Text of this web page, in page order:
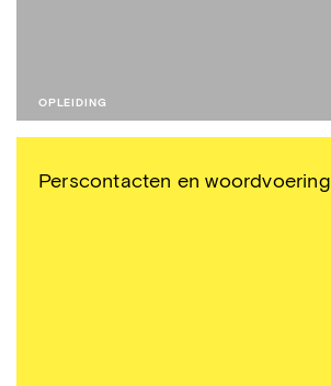
OPLEIDING
Perscontacten en woordvoering